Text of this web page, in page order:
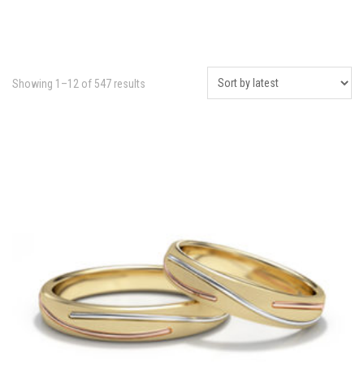
Showing 1–12 of 547 results